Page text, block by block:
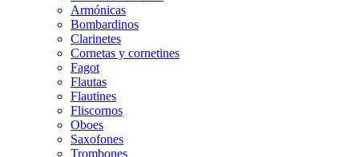
Armónicas
Bombardinos
Clarinetes
Cornetas y cornetines
Fagot
Flautas
Flautines
Fliscornos
Oboes
Saxofones
Trombones